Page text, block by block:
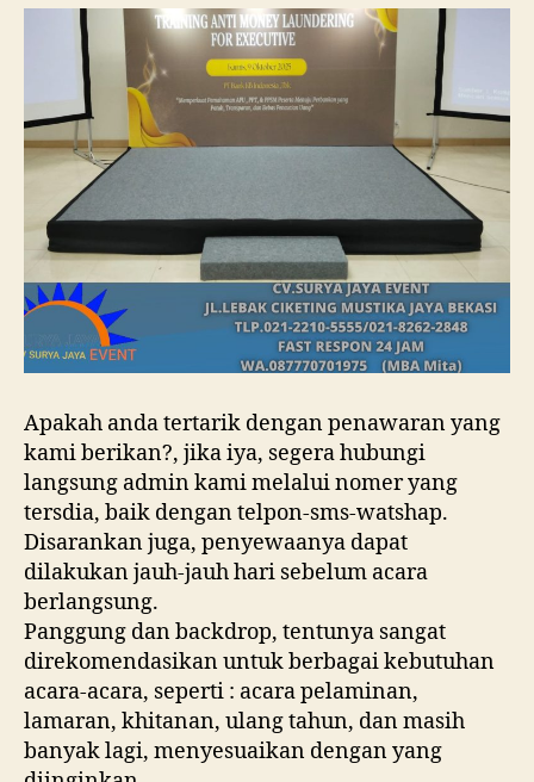
Apakah anda tertarik dengan penawaran yang
kami berikan?, jika iya, segera hubungi
langsung admin kami melalui nomer yang
tersdia, baik dengan telpon-sms-watshap.
Disarankan juga, penyewaanya dapat
dilakukan jauh-jauh hari sebelum acara
berlangsung.
Panggung dan backdrop, tentunya sangat
direkomendasikan untuk berbagai kebutuhan
acara-acara, seperti : acara pelaminan,
lamaran, khitanan, ulang tahun, dan masih
banyak lagi, menyesuaikan dengan yang